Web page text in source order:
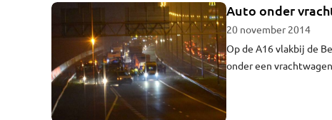
Auto onder
20 november 2014
Op de A16 vlakbij de
onder een